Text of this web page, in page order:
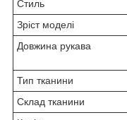
Стиль
Зріст моделі
Довжина рукава
Тип тканини
Склад тканини